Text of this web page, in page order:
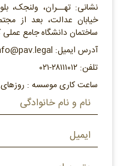
نشانی: تهــران، ولنجک،
ساختمان دانشگاه جامع عملی
آدرس ایمیل: info@pav.legal
تلفن: ۲۸۱۱۱۰۱۲-۰۲۱
ساعت کاری موسسه : روزهای